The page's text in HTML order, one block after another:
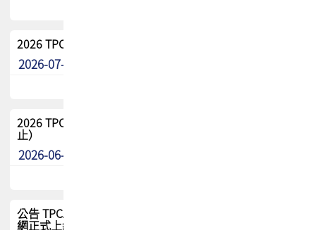
2026 TPCA中南區會員問卷暨7/31交流餐敘報名
2026-07-08
2026 TPCA健康盃保齡球聯誼賽 熱烈報名中（8/3報名截
止）
2026-06-29
公告 TPCA 台灣電路板協會官網將迎來新面貌，7/1 新官
網正式上線！